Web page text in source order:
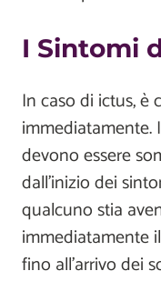
I Sintomi
In caso di ictus, è
devono essere
dall'inizio dei
qualcuno stia
immediatamente
fino all'arrivo dei